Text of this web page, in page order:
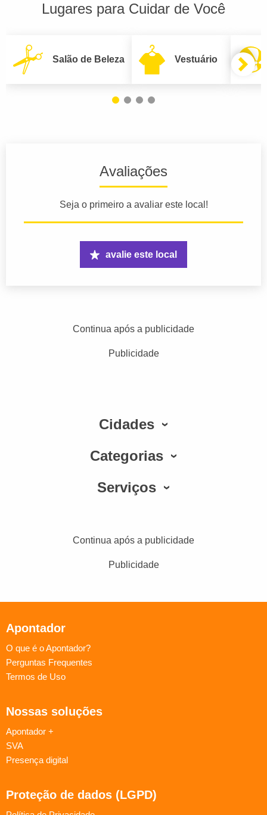
Lugares para Cuidar de Você
Salão de Beleza Vestuário
Avaliações
Seja o primeiro a avaliar este local!
avalie este local
Continua após a publicidade
Publicidade
Cidades
Categorias
Serviços
Continua após a publicidade
Publicidade
Apontador
O que é o Apontador?
Perguntas Frequentes
Termos de Uso
Nossas soluções
Apontador +
SVA
Presença digital
Proteção de dados (LGPD)